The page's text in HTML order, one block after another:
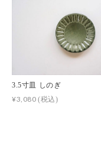
3.5寸皿 しのぎ
¥3,080(税込)